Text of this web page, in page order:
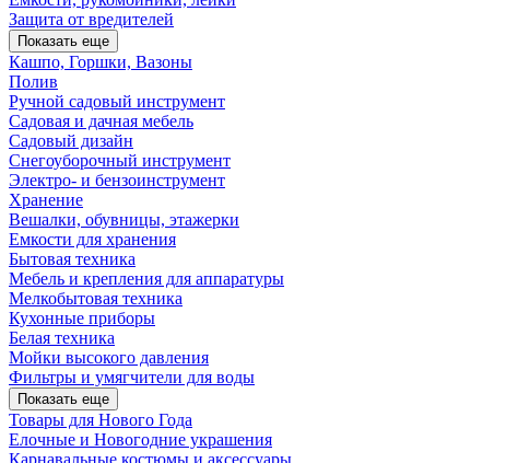
Защита от вредителей
Показать еще
Кашпо, Горшки, Вазоны
Полив
Ручной садовый инструмент
Садовая и дачная мебель
Садовый дизайн
Снегоуборочный инструмент
Электро- и бензоинструмент
Хранение
Вешалки, обувницы, этажерки
Емкости для хранения
Бытовая техника
Мебель и крепления для аппаратуры
Мелкобытовая техника
Кухонные приборы
Белая техника
Мойки высокого давления
Фильтры и умягчители для воды
Показать еще
Товары для Нового Года
Елочные и Новогодние украшения
Карнавальные костюмы и аксессуары